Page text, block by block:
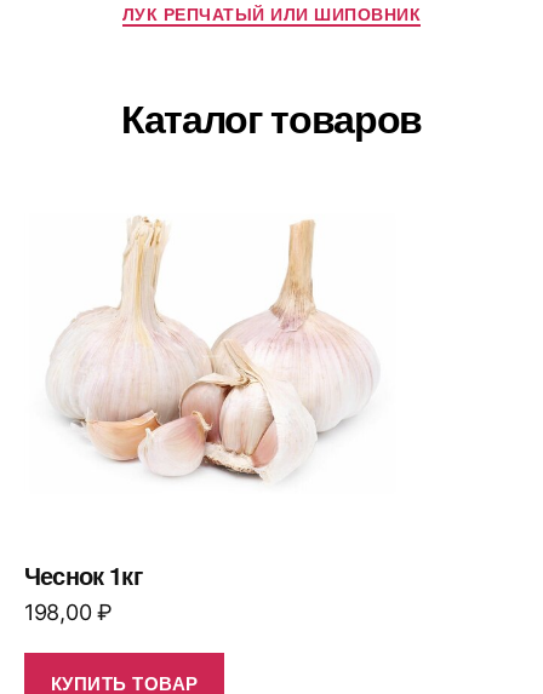
ЛУК РЕПЧАТЫЙ ИЛИ ШИПОВНИК
Каталог товаров
Чеснок 1кг
198,00₽
КУПИТЬ ТОВАР